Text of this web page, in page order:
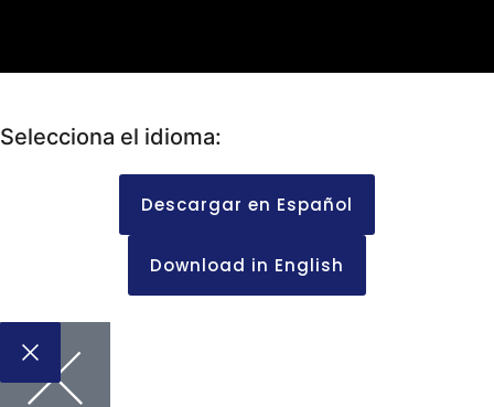
Selecciona el idioma:
Descargar en Español
Download in English